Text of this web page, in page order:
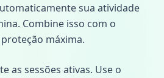
sua atividade
Combine isso com o
máxima.
as sessões ativas. Use o